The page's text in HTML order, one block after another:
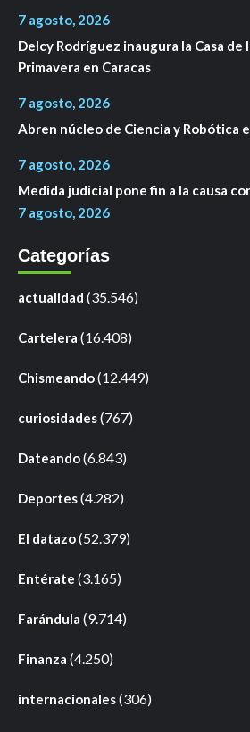
7 agosto, 2026
Delcy Rodríguez inaugura la Casa de
Primavera en Caracas
7 agosto, 2026
Abren núcleo de Ciencia y Robótica
7 agosto, 2026
Medida judicial pone fin a la causa
7 agosto, 2026
Categorías
actualidad (35.546)
Cartelera (16.408)
Chismeando(12.449)
curiosidades(767)
Dateando(6.843)
Deportes(4.282)
El datazo(52.379)
Entérate (3.165)
Farándula (9.714)
Finanza (4.250)
internacionales(306)